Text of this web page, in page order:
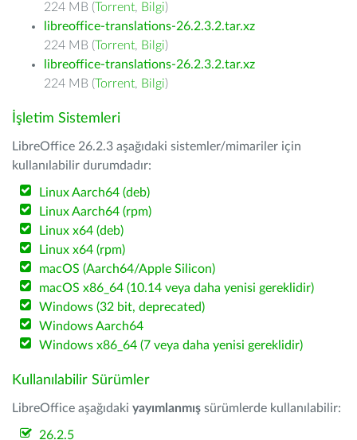
224 MB (Torrent, Bilgi)
libreoffice-translations-26.2.3.2.tar.xz
224 MB (Torrent, Bilgi)
libreoffice-translations-26.2.3.2.tar.xz
224 MB (Torrent, Bilgi)
İşletim Sistemleri
LibreOffice 26.2.3 aşağıdaki sistemler/mimariler için
kullanılabilir durumdadır:
Linux Aarch64 (deb)
Linux Aarch64 (rpm)
Linux x64 (deb)
Linux x64 (rpm)
macOS (Aarch64/Apple Silicon)
macOS x86_64 (10.14 veya daha yenisi gereklidir)
Windows (32 bit, deprecated)
Windows Aarch64
Windows x86_64 (7 veya daha yenisi gereklidir)
Kullanılabilir Sürümler
LibreOffice aşağıdaki yayımlanmış sürümlerde kullanılabilir:
26.2.5